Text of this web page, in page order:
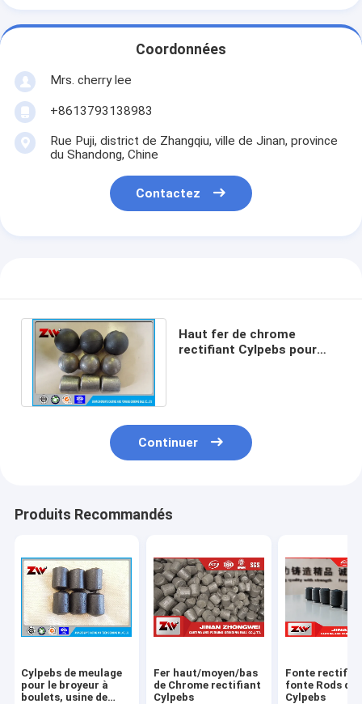
Coordonnées
Mrs. cherry lee
+8613793138983
Rue Puji, district de Zhangqiu, ville de Jinan, province
du Shandong, Chine
Contactez
Haut fer de chrome
rectifiant Cylpebs pour
Continuer
Produits Recommandés
Cylpebs de meulage
pour le broyeur à
boulets, usine de
Fer haut/moyen/bas
de Chrome rectifiant
Cylpebs
Fonte
fonte Rods de
Cylpebs